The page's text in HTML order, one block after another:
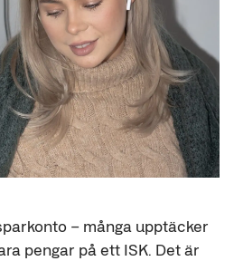
– många upptäcker
pengar på ett ISK. Det är